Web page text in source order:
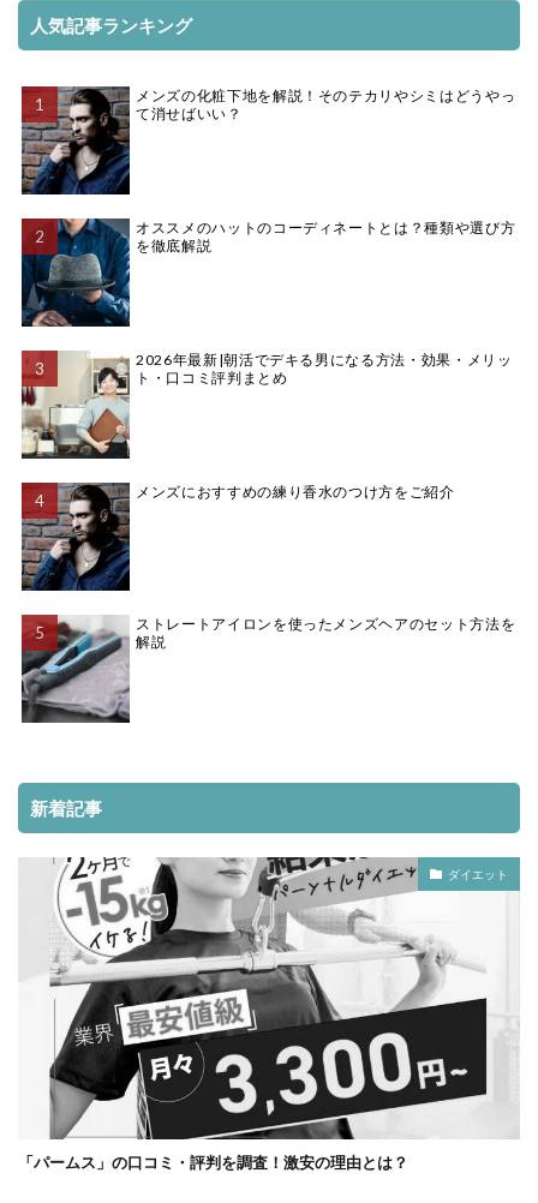
人気記事ランキング
メンズの化粧下地を解説！そのテカリやシミはどうやっ
て消せばいい？
オススメのハットのコーディネートとは？種類や選び方
を徹底解説
2026年最新|朝活でデキる男になる方法・効果・メリッ
ト・口コミ評判まとめ
メンズにおすすめの練り香水のつけ方をご紹介
ストレートアイロンを使ったメンズヘアのセット方法を
解説
新着記事
ダイエット
「パームス」の口コミ・評判を調査！激安の理由とは？